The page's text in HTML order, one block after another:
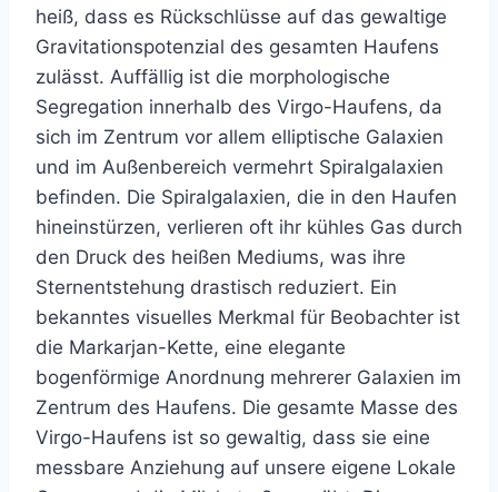
heiß, dass es Rückschlüsse auf das gewaltige
Gravitationspotenzial des gesamten Haufens
zulässt. Auffällig ist die morphologische
Segregation innerhalb des Virgo-Haufens, da
sich im Zentrum vor allem elliptische Galaxien
und im Außenbereich vermehrt Spiralgalaxien
befinden. Die Spiralgalaxien, die in den Haufen
hineinstürzen, verlieren oft ihr kühles Gas durch
den Druck des heißen Mediums, was ihre
Sternentstehung drastisch reduziert. Ein
bekanntes visuelles Merkmal für Beobachter ist
die Markarjan-Kette, eine elegante
bogenförmige Anordnung mehrerer Galaxien im
Zentrum des Haufens. Die gesamte Masse des
Virgo-Haufens ist so gewaltig, dass sie eine
messbare Anziehung auf unsere eigene Lokale